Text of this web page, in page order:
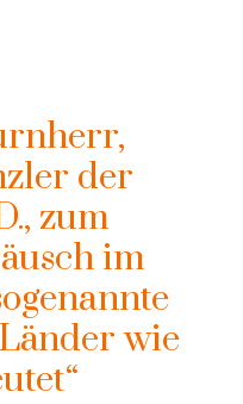
der
zum
im
wie